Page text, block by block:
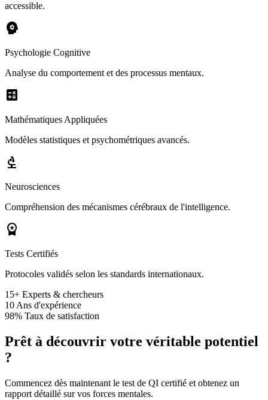
accessible.
psychology
Psychologie Cognitive
Analyse du comportement et des processus mentaux.
calculate
Mathématiques Appliquées
Modèles statistiques et psychométriques avancés.
biotech
Neurosciences
Compréhension des mécanismes cérébraux de l'intelligence.
workspace_premium
Tests Certifiés
Protocoles validés selon les standards internationaux.
15+ Experts & chercheurs
10 Ans d'expérience
98% Taux de satisfaction
Prêt à découvrir votre véritable potentiel
?
Commencez dès maintenant le test de QI certifié et obtenez un
rapport détaillé sur vos forces mentales.